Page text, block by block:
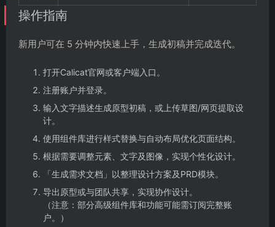
操作指南
新用户可在 5 分钟内快速上手，生成初稿并完成迭代。
打开Calicat官网或客户端入口。
注册账户并登录。
输入文字描述生成原型初稿，或上传草图/网页提取设
计。
使用组件库进行样式替换与自动布局优化页面结构。
根据需要调整元素、文字及图像，实现个性化设计。
「生成需求文档」以整理设计方案及PRD模块。
导出原型或与团队共享，实现协作设计。
（注意：部分高级组件库和功能可能需订阅完整账
户。）